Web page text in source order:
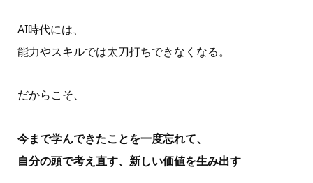
AI時代には、
能力やスキルでは太刀打ちできなくなる。
だからこそ、
今まで学んできたことを一度忘れて、
自分の頭で考え直す、新しい価値を生み出す